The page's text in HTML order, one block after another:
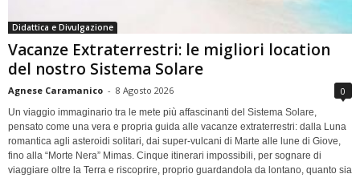
Didattica e Divulgazione
Vacanze Extraterrestri: le migliori location
del nostro Sistema Solare
Agnese Caramanico - 8 Agosto 2026 0
Un viaggio immaginario tra le mete più affascinanti del Sistema Solare,
pensato come una vera e propria guida alle vacanze extraterrestri: dalla Luna
romantica agli asteroidi solitari, dai super-vulcani di Marte alle lune di Giove,
fino alla “Morte Nera” Mimas. Cinque itinerari impossibili, per sognare di
viaggiare oltre la Terra e riscoprire, proprio guardandola da lontano, quanto sia